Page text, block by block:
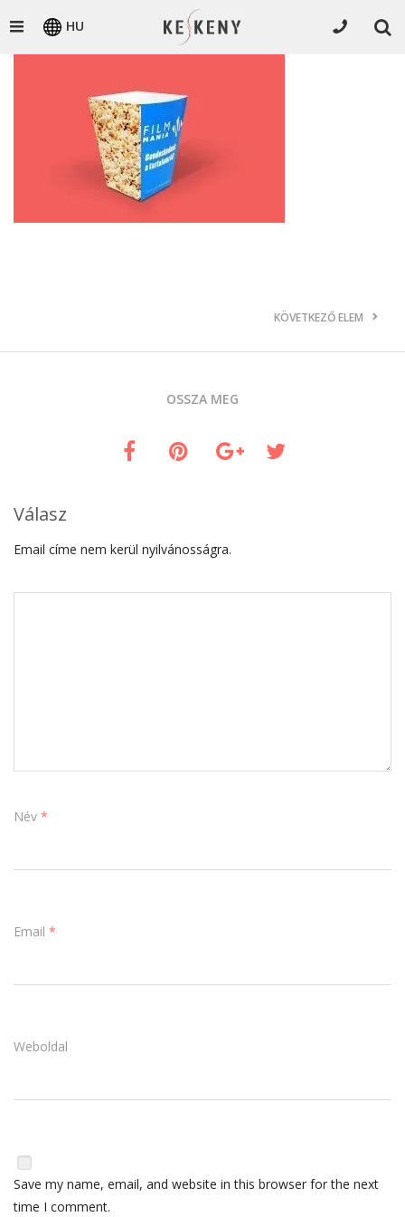
HU
KÖVETKEZŐ ELEM
OSSZA MEG
Válasz
Email címe nem kerül nyilvánosságra.
Név *
Email *
Weboldal
Save my name, email, and website in this browser for the next
time I comment.